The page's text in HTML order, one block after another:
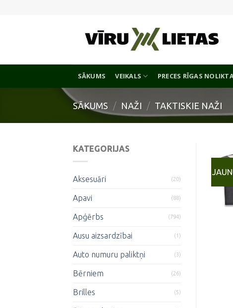
SĀKUMS VEIKALS PRECES RĪGAS
SĀKUMS / NAŽI / TAKTISKIE NAŽI
KATEGORIJAS
Aksesuāri (20)
Apavi (88)
Apģērbs (794)
Ausu aizsardzībai (1)
Auto numuru paliktņi (3)
Bērniem (26)
Brilles (5)